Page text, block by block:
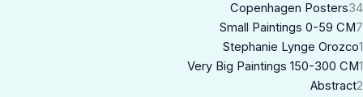
Copenhagen Posters34
Small Paintings 0-59 CM7
Stephanie Lynge Orozco1
Very Big Paintings 150-300 CM1
Abstract2